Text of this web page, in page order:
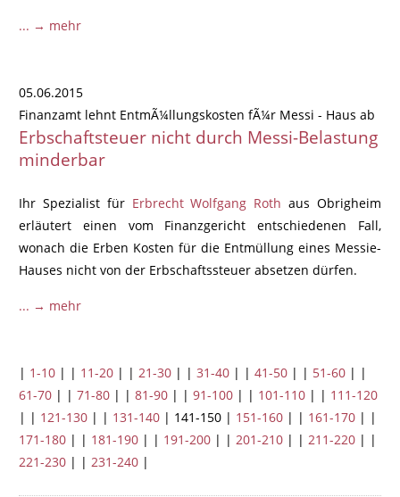
... → mehr
05.06.2015
Finanzamt lehnt EntmÃ¼llungskosten fÃ¼r Messi - Haus ab
Erbschaftsteuer nicht durch Messi-Belastung
minderbar
Ihr Spezialist für Erbrecht Wolfgang Roth aus Obrigheim
erläutert einen vom Finanzgericht entschiedenen Fall,
wonach die Erben Kosten für die Entmüllung eines Messie-
Hauses nicht von der Erbschaftssteuer absetzen dürfen.
... → mehr
| 1-10 | | 11-20 | | 21-30 | |31-40 | |41-50 | | 51-60 | |
61-70 | |71-80 | |81-90 | |91-100 | | 101-110 | | 111-120
| | 121-130 | | 131-140 | 141-150 | 151-160 | | 161-170 | |
171-180 | | 181-190 | | 191-200 | | 201-210 | | 211-220 | |
221-230 | | 231-240 |